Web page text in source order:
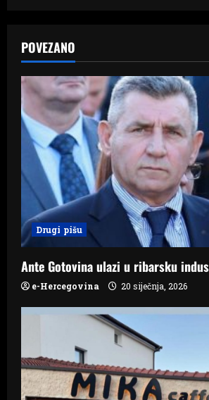
a
v
i
g
t
i
o
n
POVEZANO
Drugi pišu
Ante Gotovina ulazi u ribarsku
e-Hercegovina 20 siječnja, 2026